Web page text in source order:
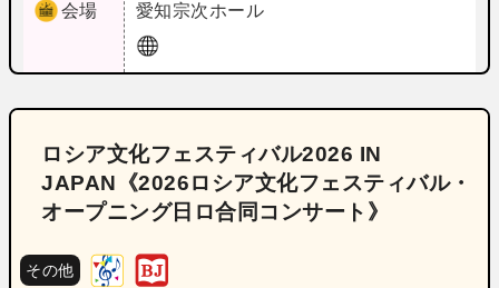
会場 愛知宗次ホール
ロシア文化フェスティバル2026 IN
JAPAN《2026ロシア文化フェスティバル・
オープニング日ロ合同コンサート》
その他